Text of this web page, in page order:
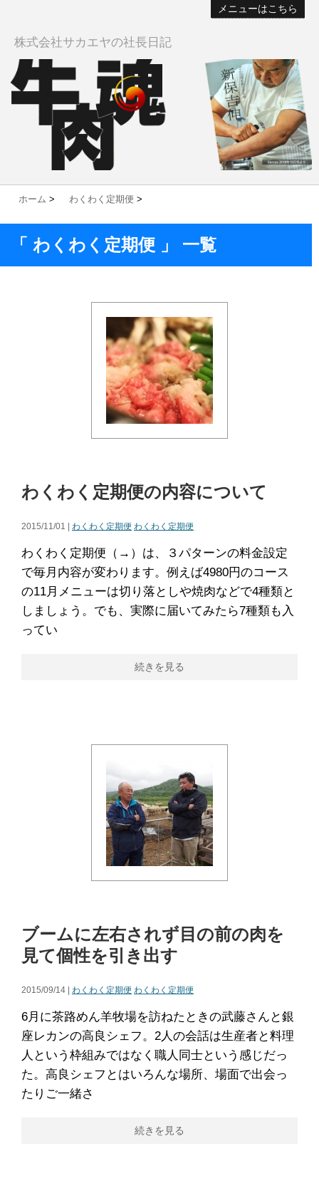
メニューはこちら
株式会社サカエヤの社長日記
ホーム > わくわく定期便 >
「 わくわく定期便 」 一覧
わくわく定期便の内容について
2015/11/01 | わくわく定期便 わくわく定期便
わくわく定期便（→）は、３パターンの料金設定
で毎月内容が変わります。例えば4980円のコース
の11月メニューは切り落としや焼肉などで4種類と
しましょう。でも、実際に届いてみたら7種類も入
ってい
続きを見る
ブームに左右されず目の前の肉を
見て個性を引き出す
2015/09/14 | わくわく定期便 わくわく定期便
6月に茶路めん羊牧場を訪ねたときの武藤さんと銀
座レカンの高良シェフ。2人の会話は生産者と料理
人という枠組みではなく職人同士という感じだっ
た。高良シェフとはいろんな場所、場面で出会っ
たりご一緒さ
続きを見る